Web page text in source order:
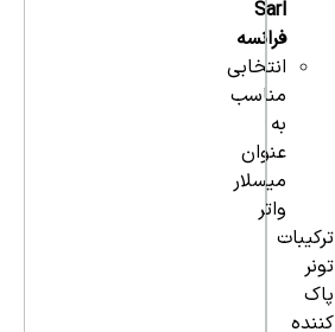
Sarl
فرانسه
انتخابی
مناسب
به
عنوان
میسلار
واتر
ترکیبات
تونر
پاک
کننده